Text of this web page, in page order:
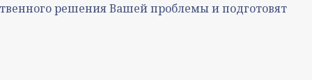
решения Вашей проблемы и подготовят